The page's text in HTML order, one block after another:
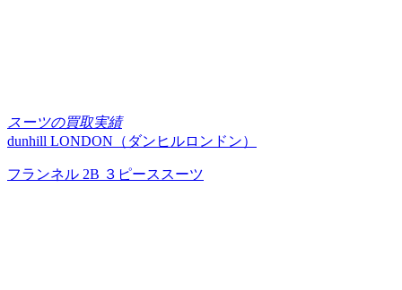
スーツの買取実績
dunhill LONDON（ダンヒルロンドン）
フランネル 2B ３ピーススーツ